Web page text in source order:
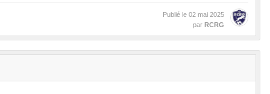
Publié le 02 mai 2025
par RCRG